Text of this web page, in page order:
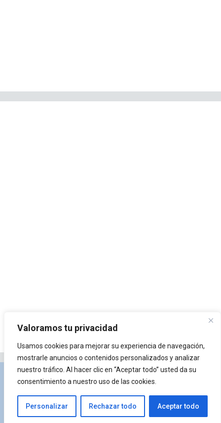
Valoramos tu privacidad
Usamos cookies para mejorar su experiencia de navegación,
mostrarle anuncios o contenidos personalizados y analizar
nuestro tráfico. Al hacer clic en “Aceptar todo” usted da su
consentimiento a nuestro uso de las cookies.
Personalizar Rechazar todo Aceptar todo
Privacidad y Política de Cookies Portal de
arquitectura Lista de Temas ¿Qué es Arkiplus?
© 2026 Arkiplus • Creado conGeneratePress